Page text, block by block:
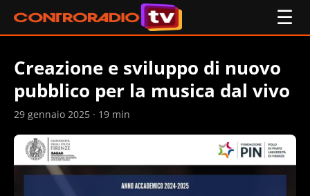
☰
Creazione e sviluppo di nuovo
pubblico per la musica dal vivo
29 gennaio 2025 · 19 min